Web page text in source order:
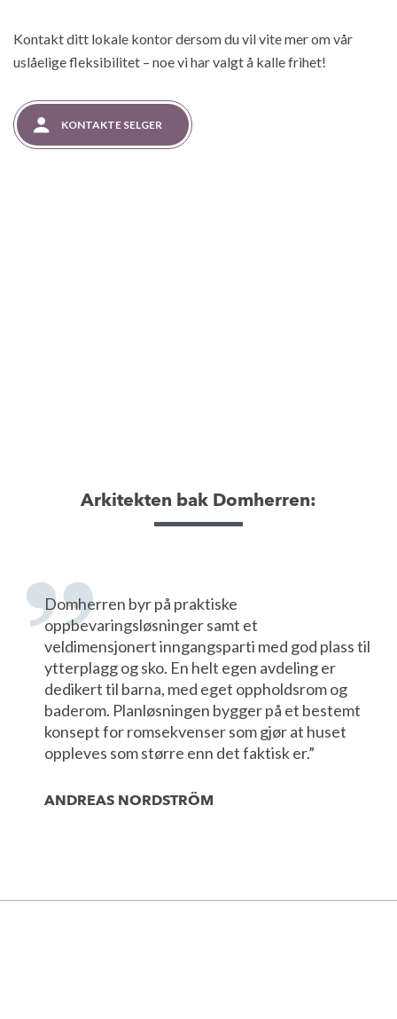
Kontakt ditt lokale kontor dersom du vil vite mer om vår
uslåelige fleksibilitet – noe vi har valgt å kalle frihet!
KONTAKTE SELGER
Arkitekten bak Domherren:
Domherren byr på praktiske
oppbevaringsløsninger samt et
veldimensjonert inngangsparti med god plass til
ytterplagg og sko. En helt egen avdeling er
dedikert til barna, med eget oppholdsrom og
baderom. Planløsningen bygger på et bestemt
konsept for romsekvenser som gjør at huset
oppleves som større enn det faktisk er.”
ANDREAS NORDSTRÖM